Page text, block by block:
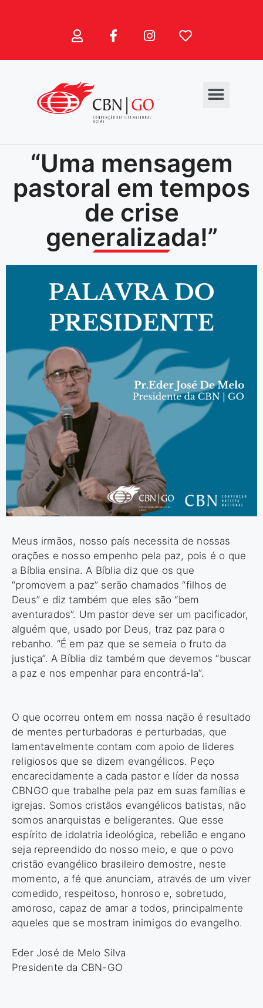
“Uma mensagem
pastoral em tempos
de crise
generalizada!”
Meus irmãos, nosso país necessita de nossas
orações e nosso empenho pela paz, pois é o que
a Bíblia ensina. A Bíblia diz que os que
“promovem a paz” serão chamados “filhos de
Deus” e diz também que eles são “bem
aventurados”. Um pastor deve ser um pacificador,
alguém que, usado por Deus, traz paz para o
rebanho. “É em paz que se semeia o fruto da
justiça”. A Bíblia diz também que devemos “buscar
a paz e nos empenhar para encontrá-la”.
O que ocorreu ontem em nossa nação é resultado
de mentes perturbadoras e perturbadas, que
lamentavelmente contam com apoio de lideres
religiosos que se dizem evangélicos. Peço
encarecidamente a cada pastor e líder da nossa
CBNGO que trabalhe pela paz em suas famílias e
igrejas. Somos cristãos evangélicos batistas, não
somos anarquistas e beligerantes. Que esse
espírito de idolatria ideológica, rebelião e engano
seja repreendido do nosso meio, e que o povo
cristão evangélico brasileiro demostre, neste
momento, a fé que anunciam, através de um viver
comedido, respeitoso, honroso e, sobretudo,
amoroso, capaz de amar a todos, principalmente
aqueles que se mostram inimigos do evangelho.
Eder José de Melo Silva
Presidente da CBN-GO